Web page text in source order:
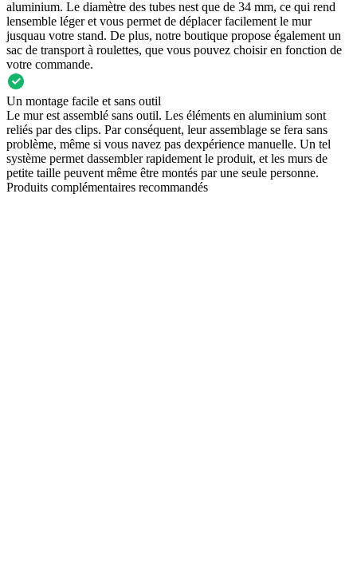
aluminium. Le diamètre des tubes nest que de 34 mm, ce qui rend
lensemble léger et vous permet de déplacer facilement le mur
jusquau votre stand. De plus, notre boutique propose également un
sac de transport à roulettes, que vous pouvez choisir en fonction de
votre commande.
Un montage facile et sans outil
Le mur est assemblé sans outil. Les éléments en aluminium sont
reliés par des clips. Par conséquent, leur assemblage se fera sans
problème, même si vous navez pas dexpérience manuelle. Un tel
système permet dassembler rapidement le produit, et les murs de
petite taille peuvent même être montés par une seule personne.
Produits complémentaires recommandés